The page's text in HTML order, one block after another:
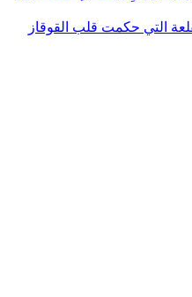
التي حكمت قلب القوقاز